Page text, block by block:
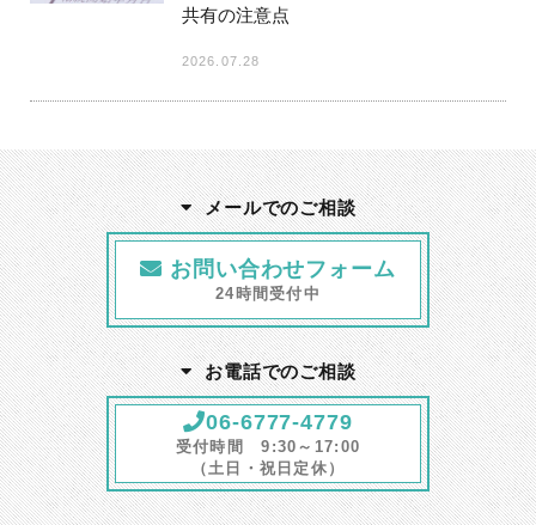
共有の注意点
2026.07.28
メールでのご相談
お問い合わせフォーム
24時間受付中
お電話でのご相談
06-6777-4779
受付時間 9:30～17:00
（土日・祝日定休）